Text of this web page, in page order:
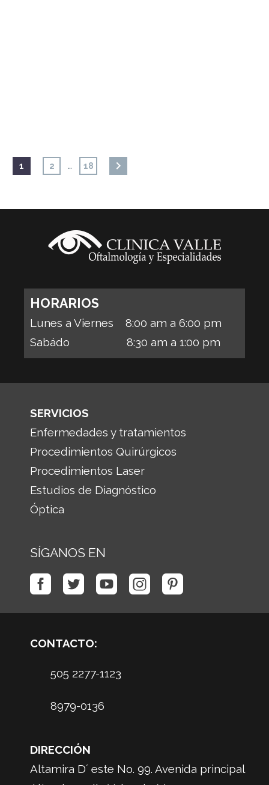
1 2 … 18
HORARIOS
Lunes a Viernes 8:00 am a 6:00 pm
Sabádo 8:30 am a 1:00 pm
SERVICIOS
Enfermedades y tratamientos
Procedimientos Quirúrgicos
Procedimientos Laser
Estudios de Diagnóstico
Óptica
SÍGANOS EN
CONTACTO:
505 2277-1123
8979-0136
DIRECCIÓN
Altamira D´ este No. 99. Avenida principal